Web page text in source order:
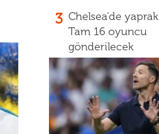
3 Chelsea'de
Tam 16 oyuncu
gönderilecek